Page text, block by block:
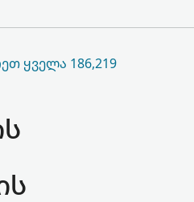
ᲧᲕᲔᲚᲐ 186,219